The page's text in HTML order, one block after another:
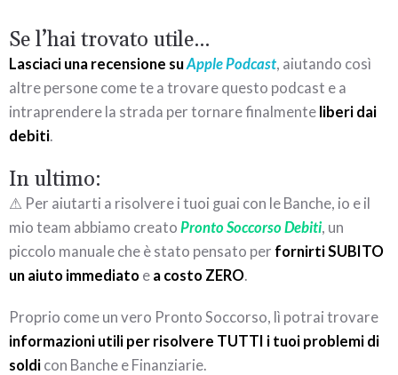
Se l’hai trovato utile…
Lasciaci una recensione suApple Podcast, aiutando così
altre persone come te a trovare questo podcast e a
intraprendere la strada per tornare finalmente liberi dai
debiti.
In ultimo:
⚠ Per aiutarti a risolvere i tuoi guai con le Banche, io e il
mio team abbiamo creato Pronto Soccorso Debiti, un
piccolo manuale che è stato pensato per fornirti SUBITO
un aiuto immediato e a costo ZERO.
Proprio come un vero Pronto Soccorso, lì potrai trovare
informazioni utili per risolvere TUTTI i tuoi problemi di
soldi con Banche e Finanziarie.